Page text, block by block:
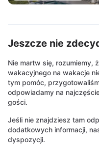
Jeszcze nie
Nie martw się, rozumiemy,
wakacyjnego na wakacje
tym pomóc,
odpowiadamy na
gości.
Jeśli nie znajdziesz tam
dodatkowych informacji,
dyspozycji.